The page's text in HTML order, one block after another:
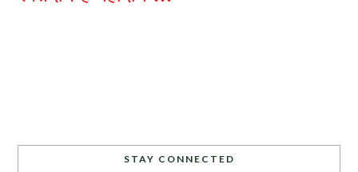
STAY CONNECTED